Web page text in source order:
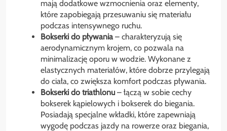
mają dodatkowe wzmocnienia oraz elementy,
które zapobiegają przesuwaniu się materiału
podczas intensywnego ruchu.
Bokserki do pływania– charakteryzują się
aerodynamicznym krojem, co pozwala na
minimalizację oporu w wodzie. Wykonane z
elastycznych materiałów, które dobrze przylegają
do ciała, co zwiększa komfort podczas pływania.
Bokserki do triathlonu – łączą w sobie cechy
bokserek kąpielowych i bokserek do biegania.
Posiadają specjalne wkładki, które zapewniają
wygodę podczas jazdy na rowerze oraz biegania,